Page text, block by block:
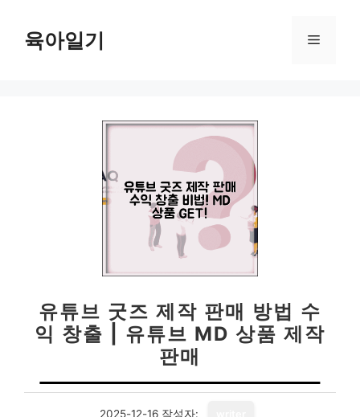
육아일기 메
유튜브 굿즈 제작 판매 방법 수
익 창출 | 유튜브 MD 상품 제작
판매
2025-12-16 작성자: